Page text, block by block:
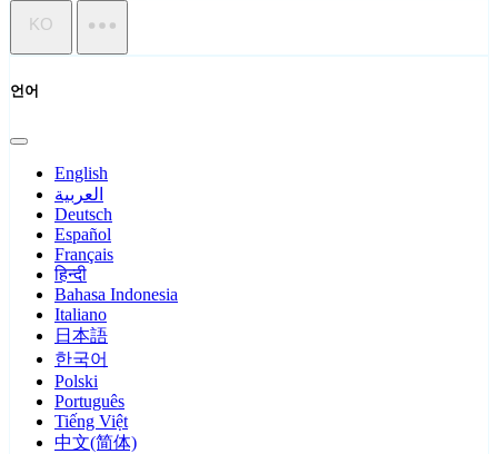
KO
언어
English
العربية
Deutsch
Español
Français
हिन्दी
Bahasa Indonesia
Italiano
日本語
한국어
Polski
Português
Tiếng Việt
中文(简体)